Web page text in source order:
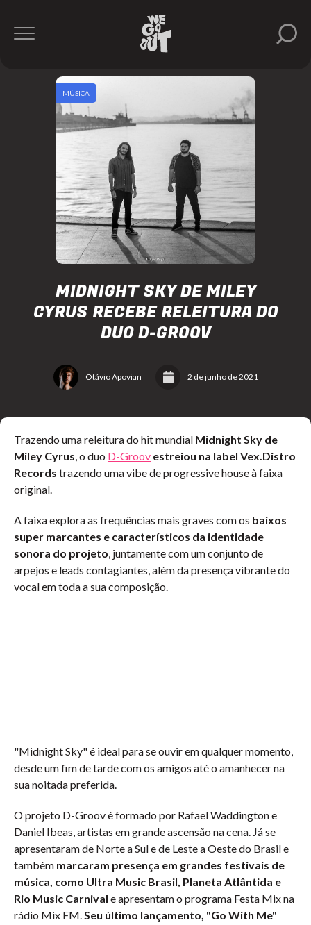
MIDNIGHT SKY DE MILEY
CYRUS RECEBE RELEITURA DO
DUO D-GROOV
Otávio Apovian 2 de junho de 2021
MÚSICA
Trazendo uma releitura do hit mundial Midnight Sky de
Miley Cyrus, o duo D-Groov estreiou na label Vex.Distro
Records trazendo uma vibe de progressive house à faixa
original.
A faixa explora as frequências mais graves com os baixos
super marcantes e característicos da identidade
sonora do projeto, juntamente com um conjunto de
arpejos e leads contagiantes, além da presença vibrante do
vocal em toda a sua composição.
"Midnight Sky" é ideal para se ouvir em qualquer momento,
desde um fim de tarde com os amigos até o amanhecer na
sua noitada preferida.
O projeto D-Groov é formado por Rafael Waddington e
Daniel Ibeas, artistas em grande ascensão na cena. Já se
apresentaram de Norte a Sul e de Leste a Oeste do Brasil e
também marcaram presença em grandes festivais de
música, como Ultra Music Brasil, Planeta Atlântida e
Rio Music Carnival e apresentam o programa Festa Mix na
rádio Mix FM.Seu último lançamento, "Go With Me"